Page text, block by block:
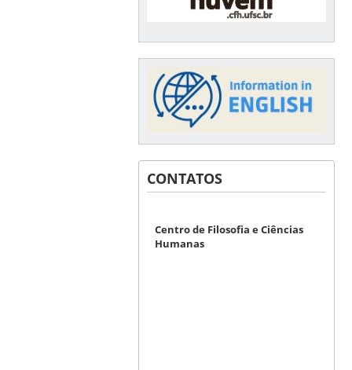
CONTATOS
Centro de Filosofia e Ciências
Humanas